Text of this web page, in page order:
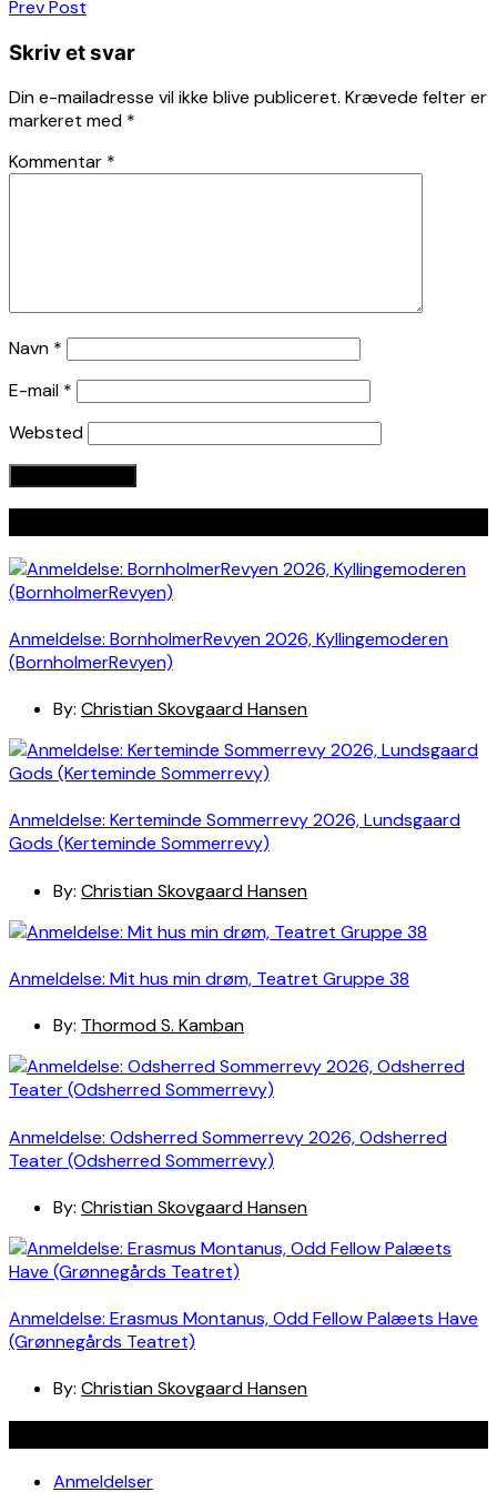
Indlægsnavigation
Prev Post
Skriv et svar
Din e-mailadresse vil ikke blive publiceret. Krævede felter er
markeret med *
Kommentar *
Navn *
E-mail *
Websted
Anmeldelse: BornholmerRevyen 2026, Kyllingemoderen
(BornholmerRevyen)
By: Christian Skovgaard Hansen
Anmeldelse: Kerteminde Sommerrevy 2026, Lundsgaard
Gods (Kerteminde Sommerrevy)
By: Christian Skovgaard Hansen
Anmeldelse: Mit hus min drøm, Teatret Gruppe 38
By: Thormod S. Kamban
Anmeldelse: Odsherred Sommerrevy 2026, Odsherred
Teater (Odsherred Sommerrevy)
By: Christian Skovgaard Hansen
Anmeldelse: Erasmus Montanus, Odd Fellow Palæets Have
(Grønnegårds Teatret)
By: Christian Skovgaard Hansen
Anmeldelser